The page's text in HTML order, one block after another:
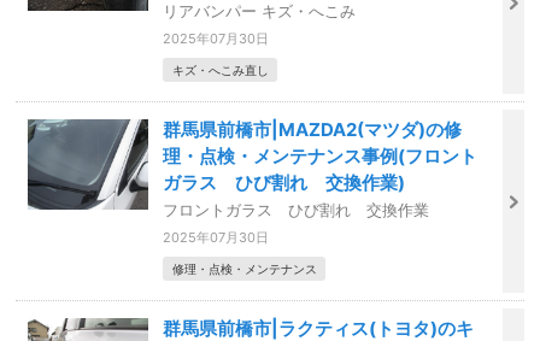
リアバンパー キズ・へこみ
2025年07月30日
キズ・へこみ直し
群馬県前橋市|MAZDA2(マツダ)の修
理・点検・メンテナンス事例(フロント
ガラス ひび割れ 交換作業)
フロントガラス ひび割れ 交換作業
2025年07月30日
修理・点検・メンテナンス
群馬県前橋市|ラクティス(トヨタ)のキ